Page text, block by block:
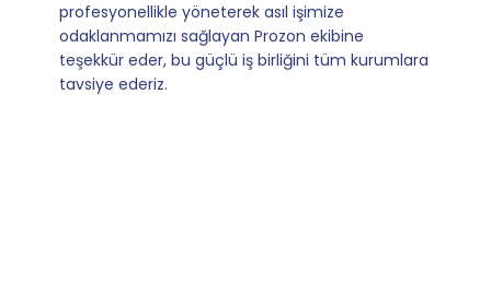
olmaları ve sorularımıza aldığımız hızlı geri
dönüşler.